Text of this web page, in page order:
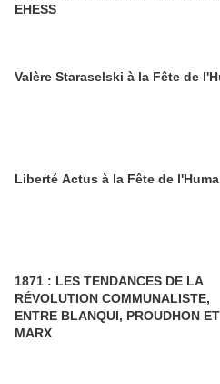
EHESS
Valère Staraselski à la Fête
Liberté Actus à la Fête de l'Huma
1871 : LES TENDANCES DE LA
RÉVOLUTION COMMUNALISTE,
ENTRE BLANQUI, PROUDHON ET
MARX